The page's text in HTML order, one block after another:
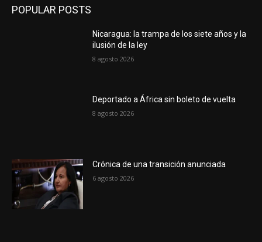
POPULAR POSTS
Nicaragua: la trampa de los siete años y la
ilusión de la ley
8 agosto 2026
Deportado a África sin boleto de vuelta
8 agosto 2026
Crónica de una transición anunciada
6 agosto 2026